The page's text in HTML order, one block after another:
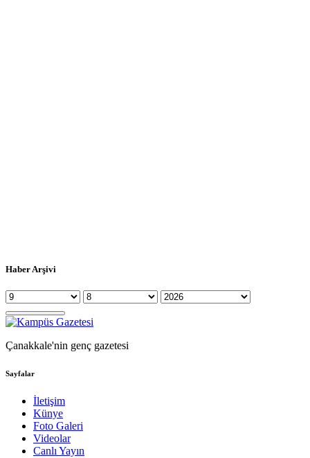
Haber Arşivi
Çanakkale'nin genç gazetesi
Sayfalar
İletişim
Künye
Foto Galeri
Videolar
Canlı Yayın